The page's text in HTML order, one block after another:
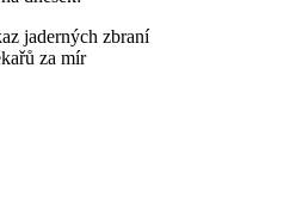
jaderných zbraní
za mír